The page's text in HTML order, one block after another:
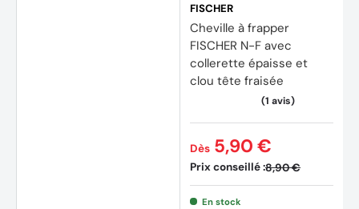
FISCHER
Cheville à frapper
FISCHER N-F avec
collerette épaisse et
clou tête fraisée
Prix conseillé :8,90 €
Dès 5,90 €
En stock